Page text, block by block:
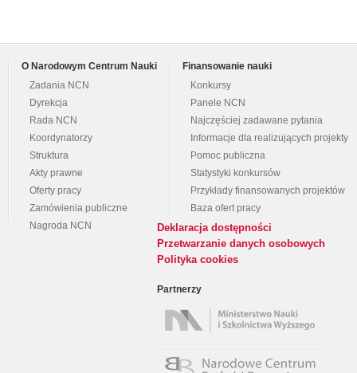
O Narodowym Centrum Nauki
Zadania NCN
Dyrekcja
Rada NCN
Koordynatorzy
Struktura
Akty prawne
Oferty pracy
Zamówienia publiczne
Nagroda NCN
Finansowanie nauki
Konkursy
Panele NCN
Najczęściej zadawane pytania
Informacje dla realizujących projekty
Pomoc publiczna
Statystyki konkursów
Przykłady finansowanych projektów
Baza ofert pracy
Deklaracja dostępności
Przetwarzanie danych osobowych
Polityka cookies
Partnerzy